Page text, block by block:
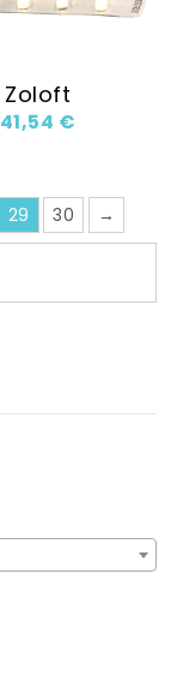
Zoloft
41,54 €
29 30 →